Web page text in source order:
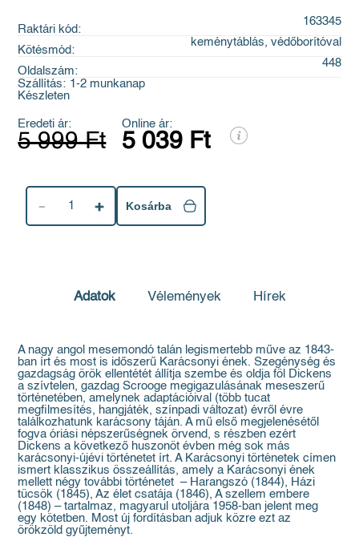
Raktári kód:
163345
Kötésmód:
keménytáblás, védőborítóval
Oldalszám:
448
Szállítás: 1-2 munkanap
Készleten
Eredeti ár:
5 999 Ft
Online ár:
5 039 Ft
1 Kosárba
Adatok Vélemények Hírek
A nagy angol mesemondó talán legismertebb műve az 1843-
ban írt és most is időszerű Karácsonyi ének. Szegénység és
gazdagság örök ellentétét állítja szembe és oldja föl Dickens
a szívtelen, gazdag Scrooge megigazulásának meseszerű
történetében, amelynek adaptációival (több tucat
megfilmesítés, hangjáték, színpadi változat) évről évre
találkozhatunk karácsony táján. A mű első megjelenésétől
fogva óriási népszerűségnek örvend, s részben ezért
Dickens a következő huszonöt évben még sok más
karácsonyi-újévi történetet írt. A Karácsonyi történetek címen
ismert klasszikus összeállítás, amely a Karácsonyi ének
mellett négy további történetet – Harangszó (1844), Házi
tücsök (1845), Az élet csatája (1846), A szellem embere
(1848) – tartalmaz, magyarul utoljára 1958-ban jelent meg
egy kötetben. Most új fordításban adjuk közre ezt az
örökzöld gyűjteményt.